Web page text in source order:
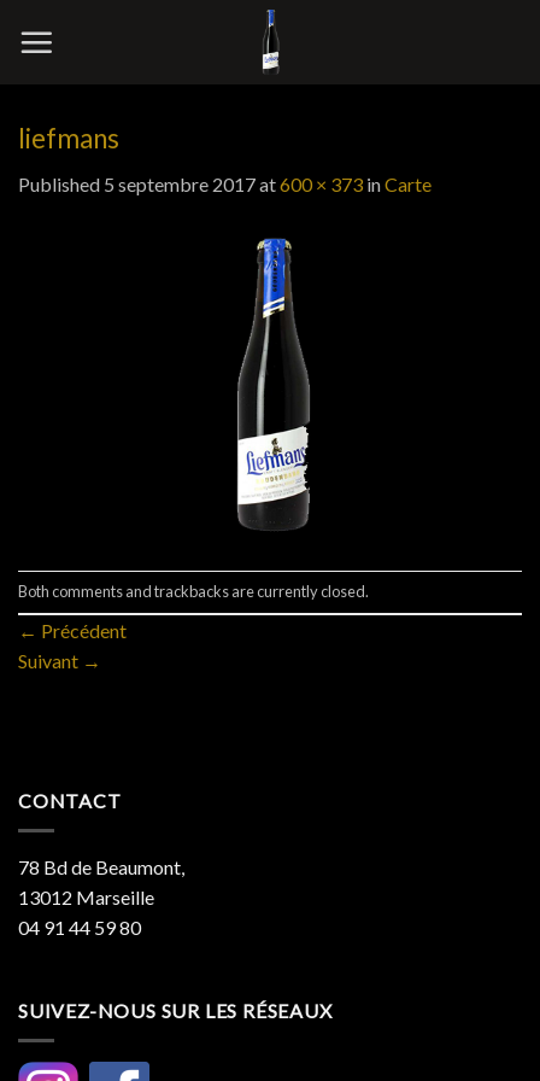
liefmans
Published 5 septembre 2017at600 × 373 inCarte
Both comments and trackbacks are currently closed.
← Précédent
Suivant →
CONTACT
78 Bd de Beaumont,
13012 Marseille
04 91 44 59 80
SUIVEZ-NOUS SUR LES RÉSEAUX